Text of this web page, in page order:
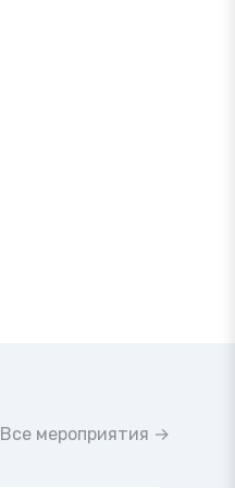
Все мероприятия →